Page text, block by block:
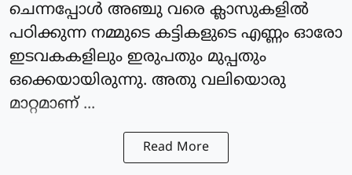
ചെന്നപ്പോള്‍ അഞ്ചു വരെ ക്ലാസുകളില്‍
പഠിക്കുന്ന നമ്മുടെ കട്ടികളുടെ എണ്ണം ഓരോ
ഇടവകകളിലും ഇരുപതും മുപ്പതും
ഒക്കെയായിരുന്നു. അതു വലിയൊരു
മാറ്റമാണ് ...
Read More